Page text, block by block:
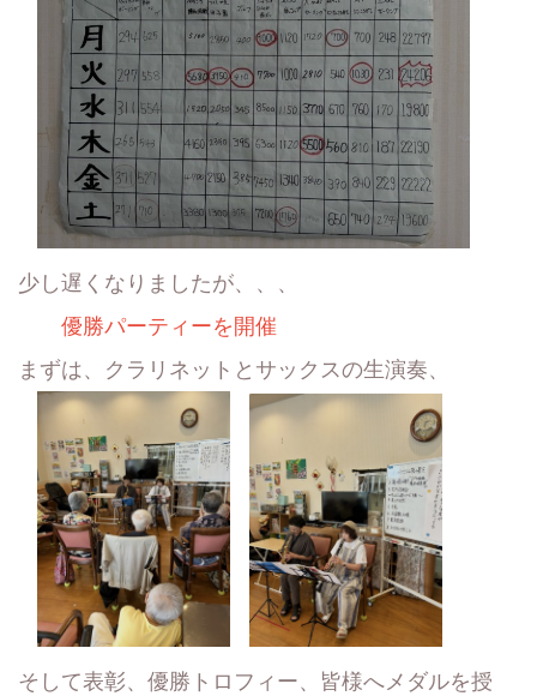
少し遅くなりましたが、、、
優勝パーティーを開催
まずは、クラリネットとサックスの生演奏、
そして表彰、優勝トロフィー、皆様へメダルを授